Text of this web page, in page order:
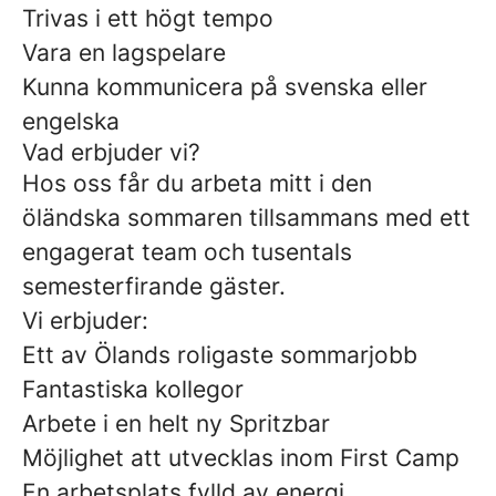
Trivas i ett högt tempo
Vara en lagspelare
Kunna kommunicera på svenska eller
engelska
Vad erbjuder vi?
Hos oss får du arbeta mitt i den
öländska sommaren tillsammans med ett
engagerat team och tusentals
semesterfirande gäster.
Vi erbjuder:
Ett av Ölands roligaste sommarjobb
Fantastiska kollegor
Arbete i en helt ny Spritzbar
Möjlighet att utvecklas inom First Camp